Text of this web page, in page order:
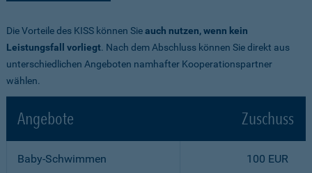
Die Vorteile des KISS können Sieauch nutzen, wenn kein
Leistungsfall vorliegt. Nach dem Abschluss können Sie direkt aus
unterschiedlichen Angeboten namhafter Kooperationspartner
wählen.
Angebote Zuschuss
Baby-Schwimmen 100 EUR